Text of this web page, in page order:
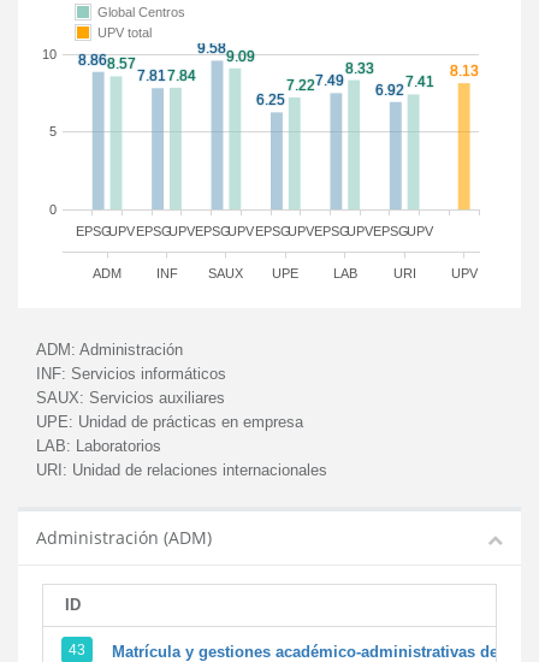
EPSG EPSG EPSG EPSG EPSG EPSG
UPV UPV UPV UPV UPV UPV
ADM INF SAUX UPE LAB URI UPV
0
5
10
Global Centros
UPV total
ADM: Administración
INF: Servicios informáticos
SAUX: Servicios auxiliares
UPE: Unidad de prácticas en empresa
LAB: Laboratorios
URI: Unidad de relaciones internacionales
Administración (ADM)
ID
43 Matrícula y gestiones académico-administrativas de la